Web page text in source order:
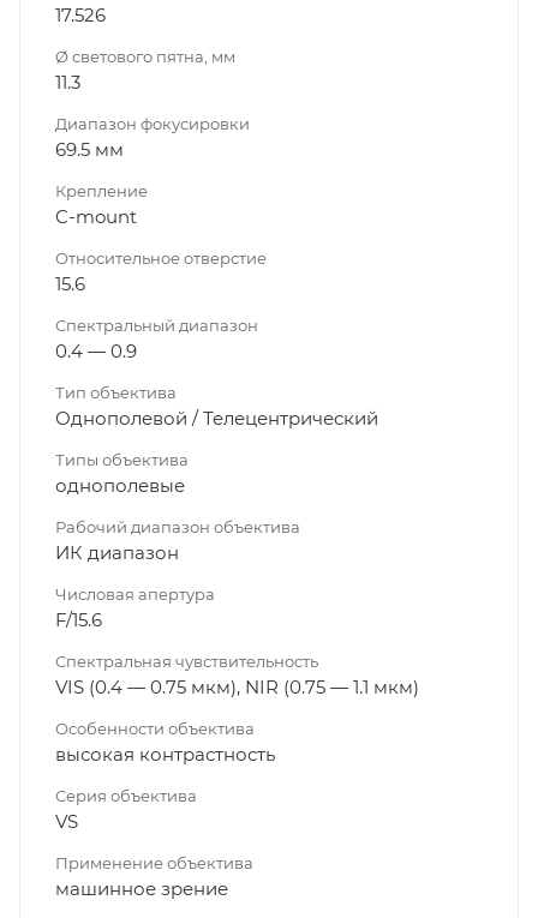
17.526
Ø светового пятна, мм
11.3
Диапазон фокуси­ровки
69.5 мм
Крепление
C-mount
Относительное отверстие
15.6
Спектральный диапазон
0.4 — 0.9
Тип объектива
Однополевой / Телецентрический
Типы объектива
однополевые
Рабочий диапазон объектива
ИК диапазон
Числовая апертура
F/15.6
Спектральная чувствительность
VIS (0.4 — 0.75 мкм), NIR (0.75 — 1.1 мкм)
Особенности объектива
высокая контрастность
Серия объектива
VS
Применение объектива
машинное зрение